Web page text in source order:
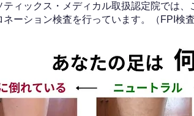
ティックス・メディカル取扱認定院では
ネーション検査を行っています。（FPI検査